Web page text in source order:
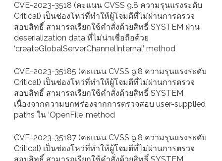
CVE-2023-3518 (คะแนน CVSS 9.8 ความรุนแรงระดับ
Critical) เป็นช่องโหว่ที่ทำให้ผู้โจมตีที่ไม่ผ่านการตรวจ
สอบสิทธิ์ สามารถเรียกใช้คำสั่งด้วยสิทธิ์ SYSTEM ผ่าน
deserialization data ที่ไม่น่าเชื่อถือด้วย
‘createGlobalServerChannelInternal’ method
CVE-2023-35185 (คะแนน CVSS 9.8 ความรุนแรงระดับ
Critical) เป็นช่องโหว่ที่ทำให้ผู้โจมตีที่ไม่ผ่านการตรวจ
สอบสิทธิ์ สามารถเรียกใช้คำสั่งด้วยสิทธิ์ SYSTEM
เนื่องจากความบกพร่องจากการตรวจสอบ user-supplied
paths ใน ‘OpenFile’ method
CVE-2023-35187 (คะแนน CVSS 9.8 ความรุนแรงระดับ
Critical) เป็นช่องโหว่ที่ทำให้ผู้โจมตีที่ไม่ผ่านการตรวจ